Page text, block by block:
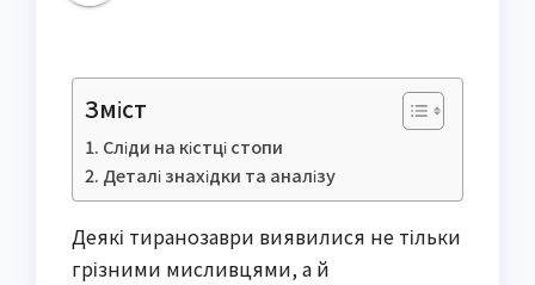
Зміст
Сліди на кістці стопи
Деталі знахідки та аналізу
Деякі тиранозаври виявилися не тільки
грізними мисливцями, а й